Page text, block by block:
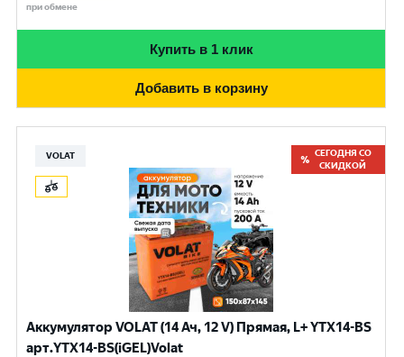
при обмене
Купить в 1 клик
Добавить в корзину
VOLAT
СЕГОДНЯ СО
СКИДКОЙ
Аккумулятор VOLAT (14 Ач, 12 V) Прямая, L+ YTX14-BS
арт.YTX14-BS(iGEL)Volat